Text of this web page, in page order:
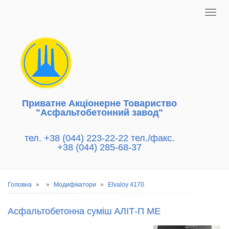
Приватне Акціонерне Товариство
"Асфальтобетонний завод"
тел. +38 (044) 223-22-22 тел./факс.
+38 (044) 285-68-37
Рядок
Головна Модифікатори Elvaloy 4170
Асфальтобетонна суміш АЛІТ-П ME